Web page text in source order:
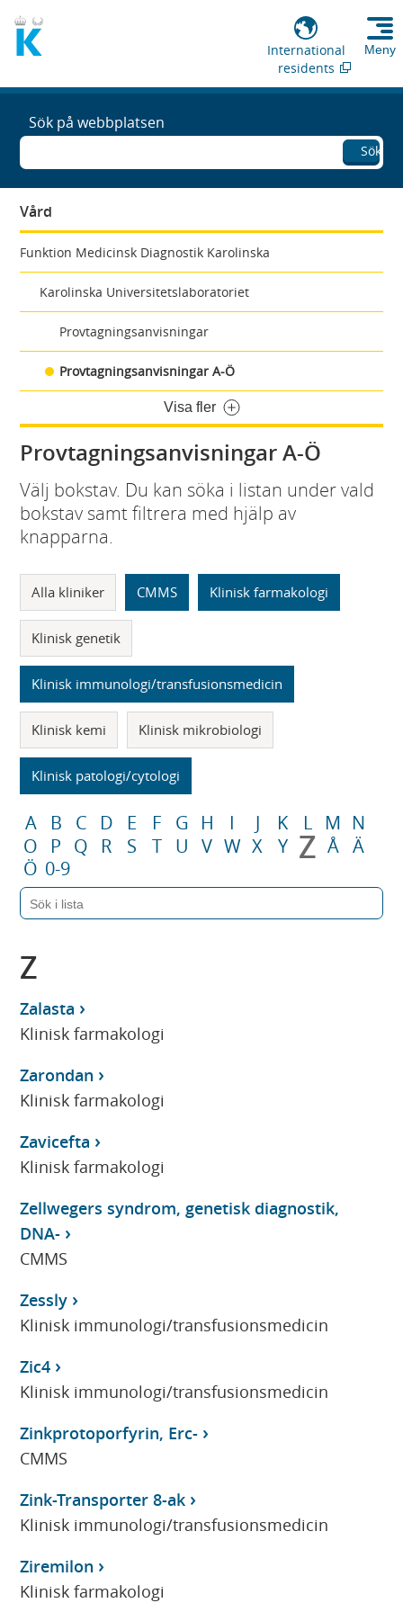
International
residents
Meny
Sök på webbplatsen
Sök
Vård
Funktion Medicinsk Diagnostik Karolinska
Karolinska Universitetslaboratoriet
Provtagningsanvisningar
Provtagningsanvisningar A-Ö
Visa fler
Provtagningsanvisningar A-Ö
Välj bokstav. Du kan söka i listan under vald
bokstav samt filtrera med hjälp av
knapparna.
Alla kliniker CMMS Klinisk farmakologi
Klinisk genetik
Klinisk immunologi/transfusionsmedicin
Klinisk kemi Klinisk mikrobiologi
Klinisk patologi/cytologi
A B C D E F G H I J K L M N
O
P Q R S T U V W X Y Z Å Ä
Ö 0-9
Z
Zalasta
Klinisk farmakologi
Zarondan
Klinisk farmakologi
Zavicefta
Klinisk farmakologi
Zellwegers syndrom, genetisk diagnostik,
DNA-
CMMS
Zessly
Klinisk immunologi/transfusionsmedicin
Zic4
Klinisk immunologi/transfusionsmedicin
Zinkprotoporfyrin, Erc-
CMMS
Zink-Transporter 8-ak
Klinisk immunologi/transfusionsmedicin
Ziremilon
Klinisk farmakologi